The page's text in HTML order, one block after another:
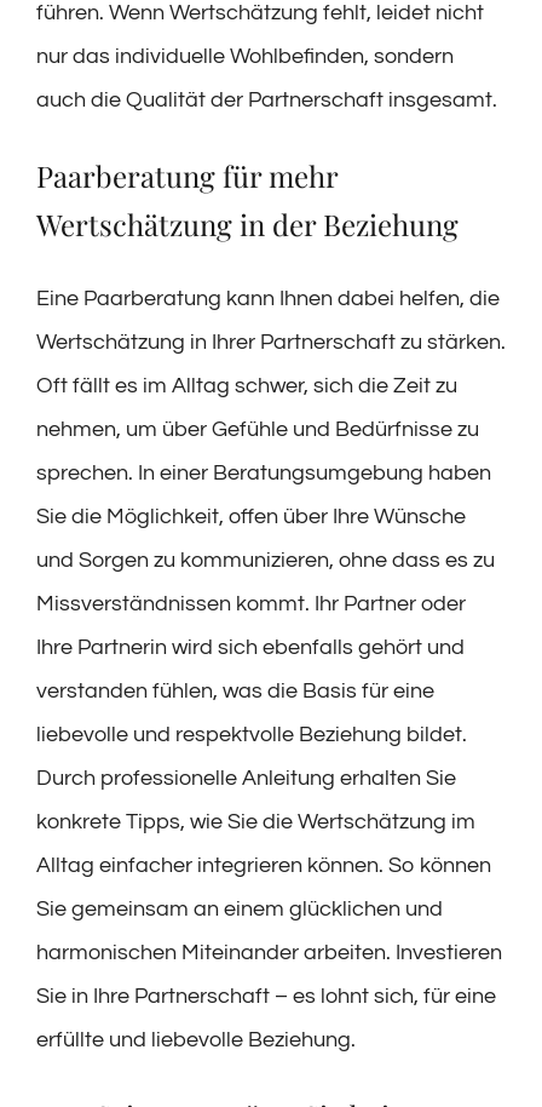
führen. Wenn Wertschätzung fehlt, leidet nicht
nur das individuelle Wohlbefinden, sondern
auch die Qualität der Partnerschaft insgesamt.
Paarberatung für mehr
Wertschätzung in der Beziehung
Eine Paarberatung kann Ihnen dabei helfen, die
Wertschätzung in Ihrer Partnerschaft zu stärken.
Oft fällt es im Alltag schwer, sich die Zeit zu
nehmen, um über Gefühle und Bedürfnisse zu
sprechen. In einer Beratungsumgebung haben
Sie die Möglichkeit, offen über Ihre Wünsche
und Sorgen zu kommunizieren, ohne dass es zu
Missverständnissen kommt. Ihr Partner oder
Ihre Partnerin wird sich ebenfalls gehört und
verstanden fühlen, was die Basis für eine
liebevolle und respektvolle Beziehung bildet.
Durch professionelle Anleitung erhalten Sie
konkrete Tipps, wie Sie die Wertschätzung im
Alltag einfacher integrieren können. So können
Sie gemeinsam an einem glücklichen und
harmonischen Miteinander arbeiten. Investieren
Sie in Ihre Partnerschaft – es lohnt sich, für eine
erfüllte und liebevolle Beziehung.